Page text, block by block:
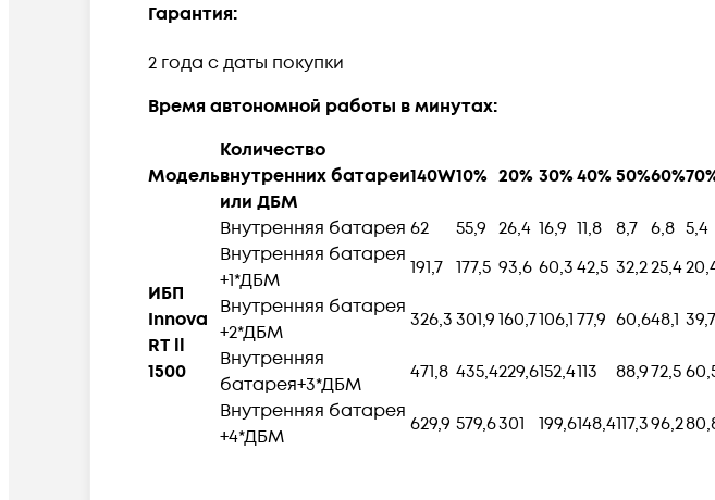
Гарантия:
2 года с даты покупки
Время автономной работы в минутах:
Модель
Количество
внутренних батареи
или ДБМ
140W10% 20% 30%40%50%60%
ИБП
Innova
RT ll
1500
Внутренняя батарея 62 55,9 26,4 16,9 11,8 8,7 6,8 5,4
Внутренняя батарея
+1*ДБМ
191,7 177,5 93,6 60,342,5 32,225,4
Внутренняя батарея
+2*ДБМ
326,3301,9160,7106,177,9 60,648,1 39,7
Внутренняя
батарея+3*ДБМ
471,8 435,4229,6152,4113 88,972,5
Внутренняя батарея
+4*ДБМ
629,9 579,6301 199,6148,4117,396,2